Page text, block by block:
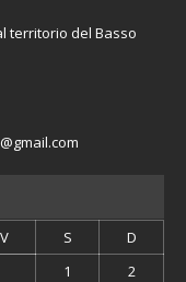
territorio del Basso
V S
D
1
2